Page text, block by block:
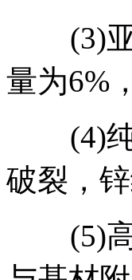
(3)亚
量为6%
(4)纯
破裂，
(5)高